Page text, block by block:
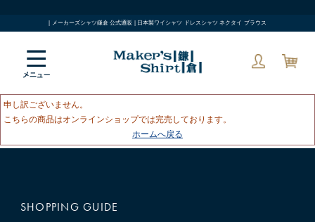
| メーカーズシャツ鎌倉 公式通販 | 日本製ワイシャツ ドレスシャツ ネクタイ ブラウス
申し訳ございません。
こちらの商品はオンラインショップでは完売しております。
ホームへ戻る
SHOPPING GUIDE